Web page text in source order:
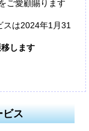
ご愛顧賜ります
は2024年1月31
します
ビス